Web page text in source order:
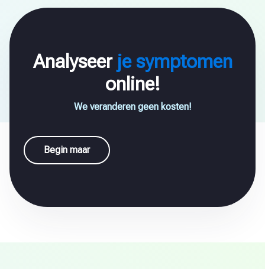
Analyseer je symptomen
online!
We veranderen geen kosten!
Begin maar